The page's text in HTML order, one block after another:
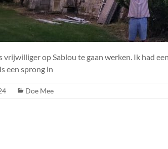
op Sablou te gaan werken. Ik had
een sprong in
Doe Mee